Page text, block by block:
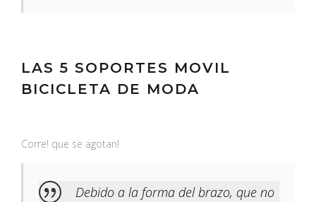
LAS 5 SOPORTES MOVIL
BICICLETA DE MODA
Corre! que se agotan!
Debido a la forma del brazo, que no